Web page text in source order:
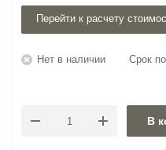
Перейти к расчету
Нет в наличии Срок
В